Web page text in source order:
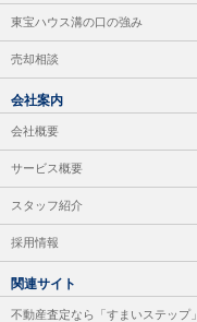
東宝ハウス溝の口の強み
売却相談
会社案内
会社概要
サービス概要
スタッフ紹介
採用情報
関連サイト
不動産査定なら「すまいステップ」